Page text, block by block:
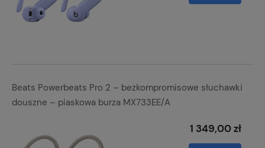
Beats Powerbeats Pro 2 – bezkompromisowe słuchawki
douszne – piaskowa burza MX733EE/A
1 349,00 zł